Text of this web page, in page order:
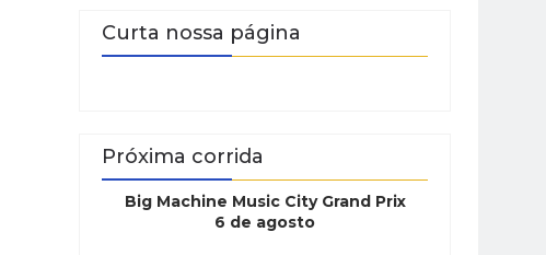
Curta nossa página
Próxima corrida
Big Machine Music City Grand Prix
6 de agosto